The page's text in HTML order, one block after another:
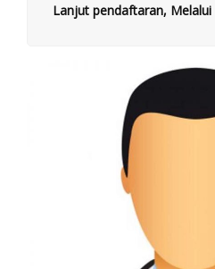
Lanjut pendaftaran, Melalui